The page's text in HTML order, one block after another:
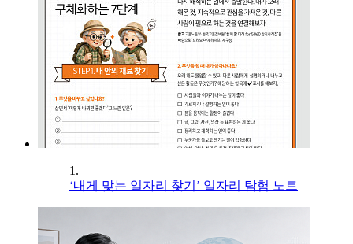
1.
‘내게 맞는 일자리 찾기’ 일자리 탐험 노트